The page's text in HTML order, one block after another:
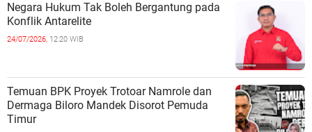
Negara Hukum Tak Boleh Bergantung pada
Konflik Antarelite
24/07/2026, 12:20 WIB
Temuan BPK Proyek Trotoar Namrole dan
Dermaga Biloro Mandek Disorot Pemuda
Timur